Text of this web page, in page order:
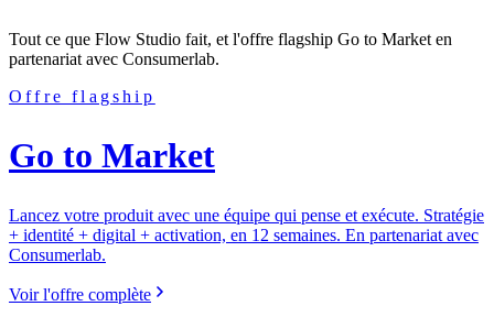
Tout ce que Flow Studio fait, et l'offre flagship Go to Market en
partenariat avec Consumerlab.
Offre flagship
Go to Market
Lancez votre produit avec une équipe qui pense et exécute. Stratégie
+ identité + digital + activation, en 12 semaines. En partenariat avec
Consumerlab.
Voir l'offre complète